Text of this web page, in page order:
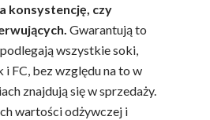
konsystencję, czy
Gwarantują to
wszystkie soki,
i FC, bez względu na to w
znajdują się w sprzedaży.
wartości odżywczej i